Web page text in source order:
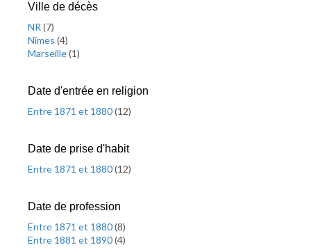
Ville de décès
NR (7)
Nîmes (4)
Marseille(1)
Date d'entrée en religion
Entre 1871 et 1880(12)
Date de prise d'habit
Entre 1871 et 1880(12)
Date de profession
Entre 1871 et 1880(8)
Entre 1881 et 1890(4)